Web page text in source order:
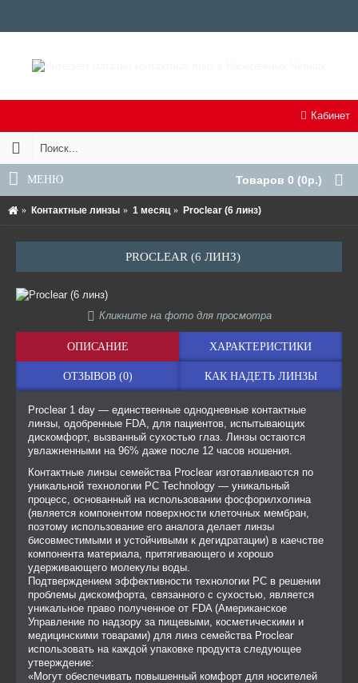
Товаров 0 (0р.)
Кабинет
МЕНЮ
Контактные линзы 1 месяц Proclear (6 линз)
PROCLEAR (6 ЛИНЗ)
Кликните на фото для просмотра
ОПИСАНИЕ ХАРАКТЕРИСТИКИ
ОТЗЫВОВ (0) КАК НАДЕТЬ ЛИНЗЫ
Proclear 1 day — единственные однодневные контактные
линзы, одобренные FDA, для пациентов, испытывающих
дискомфорт, вызванный сухостью глаз. Линзы остаются
увлажненными на 96% даже после 12 часов ношения.
Контактные линзы семейства Proclear изготавливаются по
уникальной технологии PC Technology — уникальный
процесс, основанный на использовании фосфорилхолина
(является компонентом поверхности клеточных мембран,
поэтому использование его аналога делает линзы
бисовместимыми и устойчивыми к дегидратации) в каечстве
компонента материала, притягивающего и хорошо
удерживающего молекулы воды.
Подтверждением эффективности технологии PC в решении
проблемы дискомфорта, связанного с сухостью, является
уникальное право полученное от FDA (Американское
Управление по надзору за пищевыми, косметическими и
медицинскими товарами) для линз семейства Proclear
использовать на каждой упаковке продукта следующее
утверждение:
«Могут обеспечивать повышенный комфорт для носителей